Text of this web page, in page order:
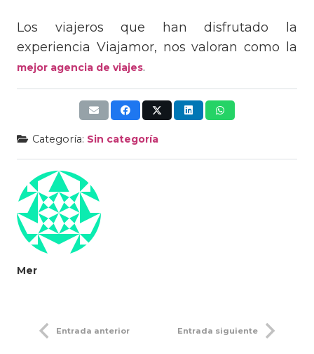
Los viajeros que han disfrutado la
experiencia Viajamor, nos valoran como la
mejor agencia de viajes.
Categoría: Sin categoría
Mer
Entrada anterior Entrada siguiente